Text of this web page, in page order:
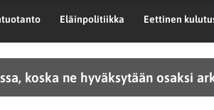
Eläinpolitiikka Eettinen
koska ne hyväksytään osaksi